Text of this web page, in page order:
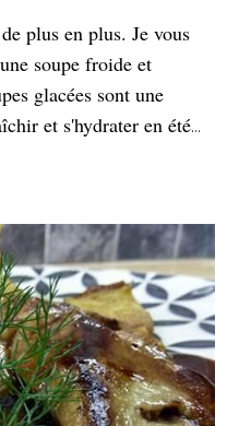
plus en plus. Je vous
soupe froide et
glacées sont une
et s'hydrater en été,